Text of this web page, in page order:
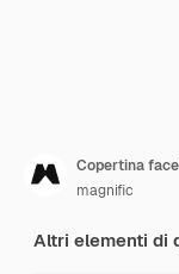
magnific
Altri elementi di